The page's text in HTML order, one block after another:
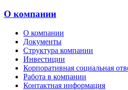
О компании
О компании
Документы
Структура компании
Инвестиции
Корпоративная социальная
Работа в компании
Контактная информация